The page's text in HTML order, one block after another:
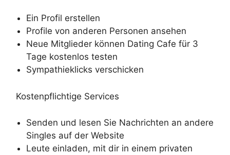
Ein Profil erstellen
Profile von anderen Personen ansehen
Neue Mitglieder können Dating Cafe für 3
Tage kostenlos testen
Sympathieklicks verschicken
Kostenpflichtige Services
Senden und lesen Sie Nachrichten an andere
Singles auf der Website
Leute einladen, mit dir in einem privaten